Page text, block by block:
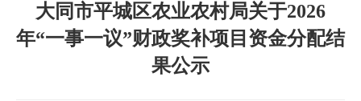
大同市平城区农业农村局关于2026
年“一事一议”财政奖补项目资金分配结
果公示